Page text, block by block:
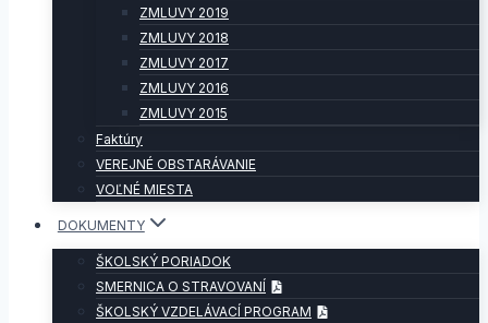
ZMLUVY 2019
ZMLUVY 2018
ZMLUVY 2017
ZMLUVY 2016
ZMLUVY 2015
Faktúry
VEREJNÉ OBSTARÁVANIE
VOĽNÉ MIESTA
DOKUMENTY
ŠKOLSKÝ PORIADOK
SMERNICA O STRAVOVANÍ
ŠKOLSKÝ VZDELÁVACÍ PROGRAM